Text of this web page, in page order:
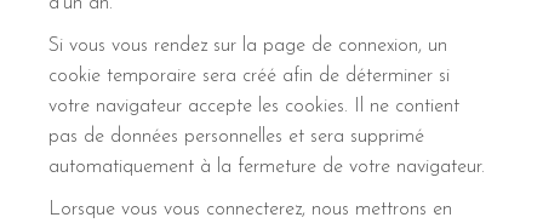
Si vous vous rendez sur la page de connexion, un
cookie temporaire sera créé afin de déterminer si
votre navigateur accepte les cookies. Il ne contient
pas de données personnelles et sera supprimé
automatiquement à la fermeture de votre navigateur.
Lorsque vous vous connecterez, nous mettrons en